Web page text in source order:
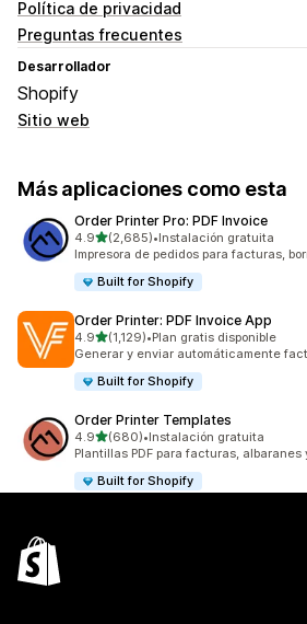
Política de privacidad
Preguntas frecuentes
Desarrollador
Shopify
Sitio web
Más aplicaciones como esta
Order Printer Pro: PDF Invoice
4.9de 5 estrellas
(2,685)
2685 reseñas en total
•Instalación gratuita
Impresora de pedidos para facturas,
Built for Shopify
Order Printer: PDF Invoice App
4.9de 5 estrellas
(1,129)
1129 reseñas en total
•Plan gratis disponible
Generar y enviar automáticamente
Built for Shopify
Order Printer Templates
4.9de 5 estrellas
(680)
680 reseñas en total
•Instalación gratuita
Plantillas PDF para facturas, albaranes
Built for Shopify